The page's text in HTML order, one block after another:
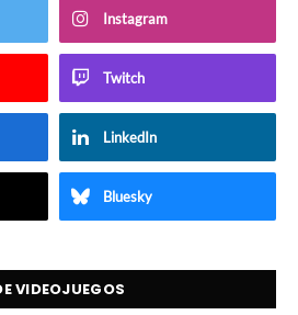
Instagram
Twitch
LinkedIn
Bluesky
VIDEOJUEGOS